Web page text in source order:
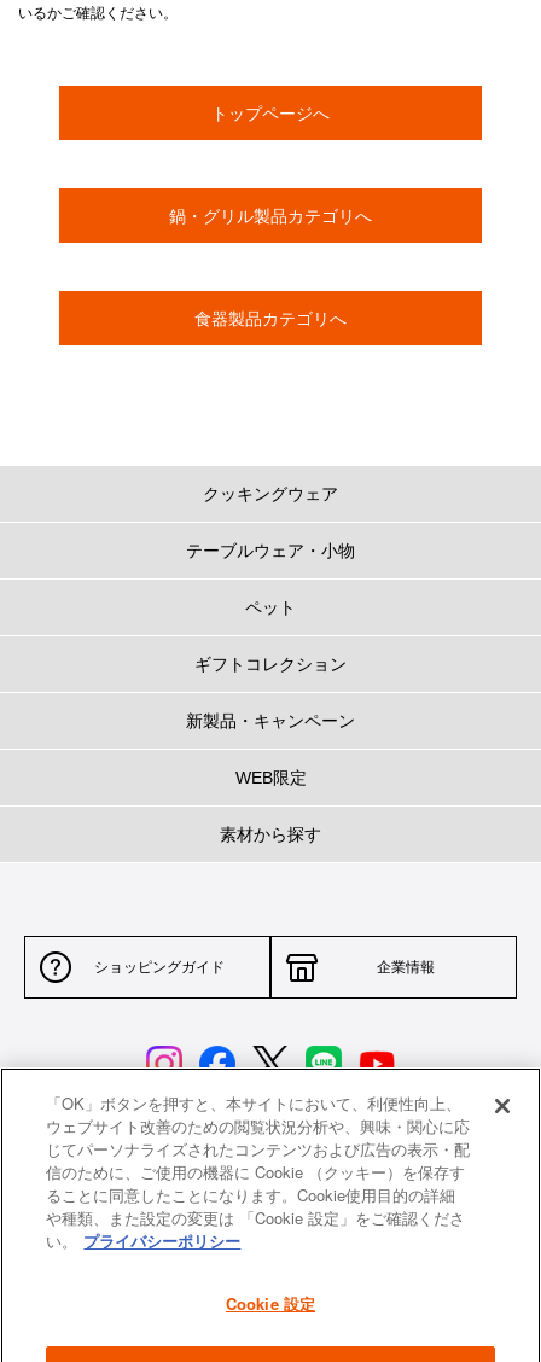
いるかご確認ください。
トップページへ
鍋・グリル製品カテゴリへ
食器製品カテゴリへ
クッキングウェア
テーブルウェア・小物
ペット
ギフトコレクション
新製品・キャンペーン
WEB限定
素材から探す
ショッピングガイド 企業情報
サイトポリシー 特定商取引法に基づく表示
並行輸入品について 個人情報保護方針
返品について
よくあるご質問 お問い合わせ
「OK」ボタンを押すと、本サイトにおいて、利便性向上、
ウェブサイト改善のための閲覧状況分析や、興味・関心に応
じてパーソナライズされたコンテンツおよび広告の表示・配
信のために、ご使用の機器に Cookie （クッキー）を保存す
ることに同意したことになります。Cookie使用目的の詳細
や種類、また設定の変更は 「Cookie 設定」をご確認くださ
い。
プライバシーポリシー
Cookie 設定